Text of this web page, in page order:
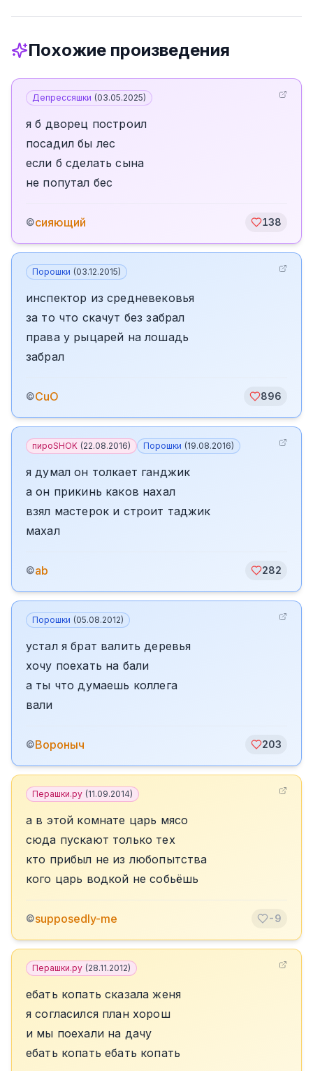
Похожие произведения
Депрессяшки (03.05.2025)
я б дворец построил
посадил бы лес
если б сделать сына
не попутал бес
©сияющий 138
Порошки (03.12.2015)
инспектор из средневековья
за то что скачут без забрал
права у рыцарей на лошадь
забрал
©CuO 896
пироSHOK (22.08.2016) Порошки (19.08.2016)
я думал он толкает ганджик
а он прикинь каков нахал
взял мастерок и строит таджик
махал
©ab 282
Порошки (05.08.2012)
устал я брат валить деревья
хочу поехать на бали
а ты что думаешь коллега
вали
©Вороныч 203
Перашки.ру (11.09.2014)
а в этой комнате царь мясо
сюда пускают только тех
кто прибыл не из любопытства
кого царь водкой не собьёшь
©supposedly-me -9
Перашки.ру (28.11.2012)
ебать копать сказала женя
я согласился план хорош
и мы поехали на дачу
ебать копать ебать копать